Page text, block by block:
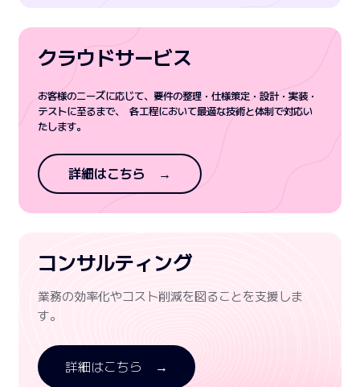
クラウドサービス
お客様のニーズに応じて、要件の整理・仕様策定・設計・実装・
テストに至るまで、 各工程において最適な技術と体制で対応い
たします。
詳細はこちら →
コンサルティング
業務の効率化やコスト削減を図ることを支援しま
す。
詳細はこちら →